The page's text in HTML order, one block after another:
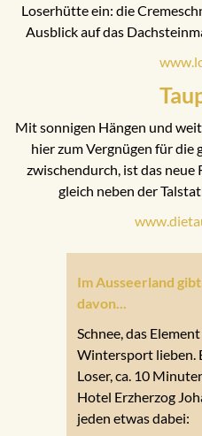
Loserhütte ein: die
Ausblick auf das
Mit sonnigen Hängen und
hier zum Vergnügen für die
zwischendurch, ist das
gleich neben der
Im Ausseerland
davon...
Schnee, das
Wintersport lieben.
Loser, ca. 10
Hotel Erzherzog
jeden etwas dabei: